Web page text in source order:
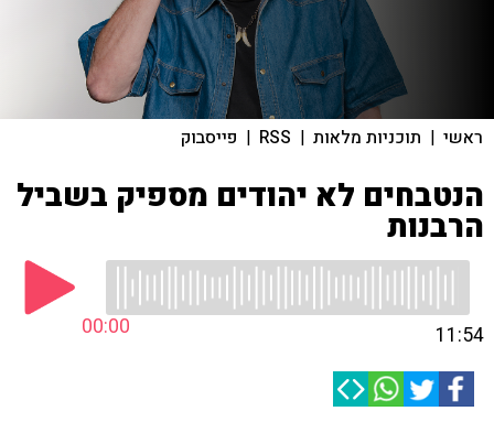
ראשי | תוכניות מלאות |
RSS
| פייסבוק
הנטבחים לא יהודים מספיק בשביל
הרבנות
00:00 11:54